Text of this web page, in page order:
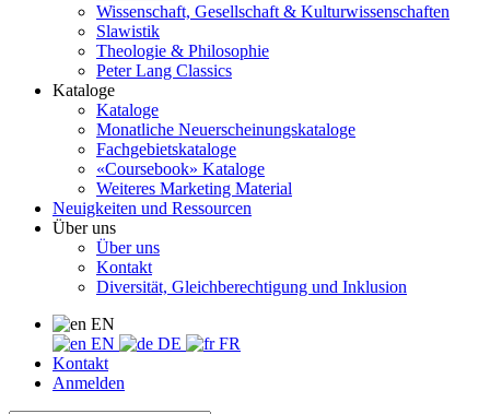
Wissenschaft, Gesellschaft & Kulturwissenschaften
Slawistik
Theologie & Philosophie
Peter Lang Classics
Kataloge
Kataloge
Monatliche Neuerscheinungskataloge
Fachgebietskataloge
«Coursebook» Kataloge
Weiteres Marketing Material
Neuigkeiten und Ressourcen
Über uns
Über uns
Kontakt
Diversität, Gleichberechtigung und Inklusion
EN
EN
DE
FR
Kontakt
Anmelden